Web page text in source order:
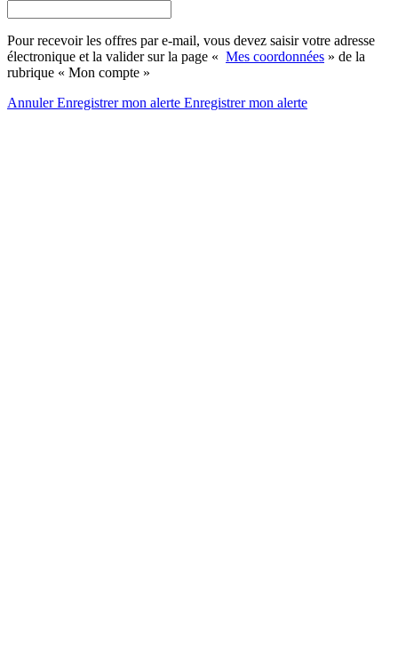
Pour recevoir les offres par e-mail, vous devez saisir votre adresse
électronique et la valider sur la page « Mes coordonnées » de la
rubrique « Mon compte »
AnnulerEnregistrer mon alerte Enregistrermon alerte